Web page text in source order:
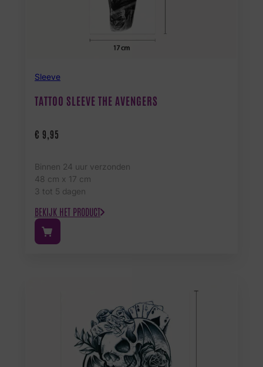
Sleeve
TATTOO SLEEVE THE AVENGERS
€ 9,95
Binnen 24 uur verzonden
48 cm x 17 cm
3 tot 5 dagen
BEKIJK HET PRODUCT